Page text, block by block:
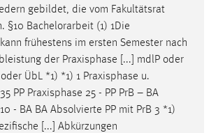
gebildet, die vom Fakultätsrat
§10 Bachelorarbeit (1) 1Die
kann frühestens im ersten Semester nach
der Praxisphase [...] mdlP oder
ÜbL *1) *1) 1 Praxisphase u.
35 PP Praxisphase 25 - PP PrB – BA
10 - BA BA Absolvierte PP mit PrB 3 *1)
[...] Abkürzungen